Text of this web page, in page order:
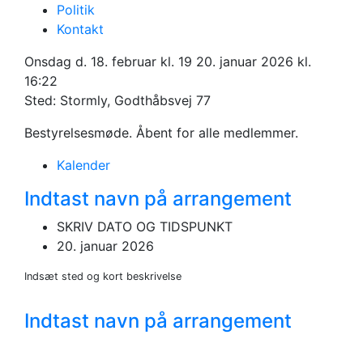
Politik
Kontakt
Åbent
bestyrelsesmøde
Onsdag d. 18. februar kl. 19 20. januar 2026 kl.
16:22
Sted: Stormly, Godthåbsvej 77
Bestyrelsesmøde. Åbent for alle medlemmer.
Kalender
Indtast navn på arrangement
SKRIV DATO OG TIDSPUNKT
20. januar 2026
Indsæt sted og kort beskrivelse
Indtast navn på arrangement